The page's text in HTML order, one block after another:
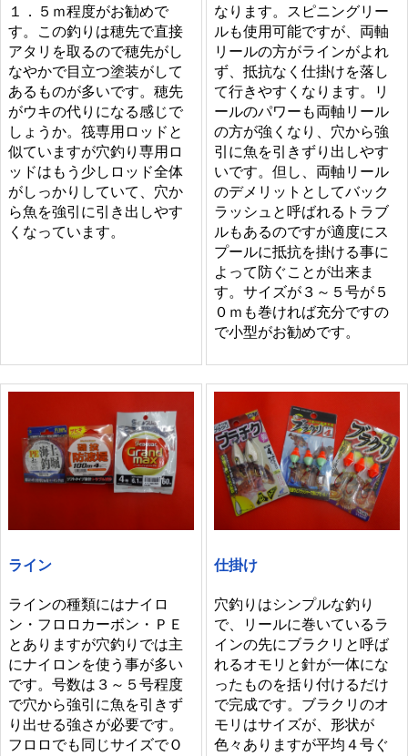
１．５ｍ程度がお勧めで
す。この釣りは穂先で直接
アタリを取るので穂先がし
なやかで目立つ塗装がして
あるものが多いです。穂先
がウキの代りになる感じで
しょうか。筏専用ロッドと
似ていますが穴釣り専用ロ
ッドはもう少しロッド全体
がしっかりしていて、穴か
ら魚を強引に引き出しやす
くなっています。
なります。スピニングリー
ルも使用可能ですが、両軸
リールの方がラインがよれ
ず、抵抗なく仕掛けを落し
て行きやすくなります。リ
ールのパワーも両軸リール
の方が強くなり、穴から強
引に魚を引きずり出しやす
いです。但し、両軸リール
のデメリットとしてバック
ラッシュと呼ばれるトラブ
ルもあるのですが適度にス
プールに抵抗を掛ける事に
よって防ぐことが出来ま
す。サイズが３～５号が５
０ｍも巻ければ充分ですの
で小型がお勧めです。
ライン
ラインの種類にはナイロ
ン・フロロカーボン・ＰＥ
とありますが穴釣りでは主
にナイロンを使う事が多い
です。号数は３～５号程度
で穴から強引に魚を引きず
り出せる強さが必要です。
フロロでも同じサイズでＯ
仕掛け
穴釣りはシンプルな釣り
で、リールに巻いているラ
インの先にブラクリと呼ば
れるオモリと針が一体にな
ったものを括り付けるだけ
で完成です。ブラクリのオ
モリはサイズが、形状が
色々ありますが平均４号ぐ